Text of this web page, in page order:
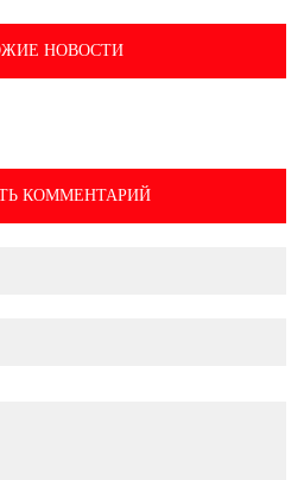
НОВОСТИ
КОММЕНТАРИЙ